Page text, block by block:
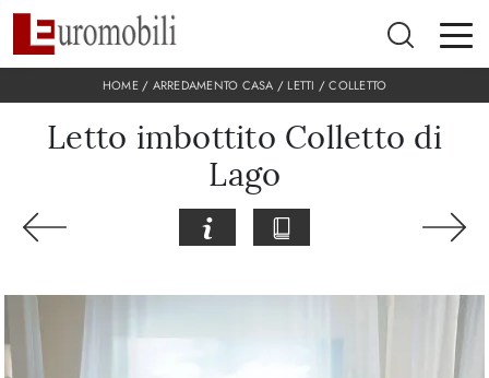
HOME/ ARREDAMENTO CASA / LETTI /COLLETTO
Letto imbottito Colletto di
Lago